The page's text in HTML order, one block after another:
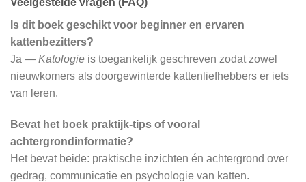
Veelgestelde vragen (FAQ)
Is dit boek geschikt voor beginner en ervaren
kattenbezitters?
Ja — Katologie is toegankelijk geschreven zodat zowel
nieuwkomers als doorgewinterde kattenliefhebbers er iets
van leren.
Bevat het boek praktijk‑tips of vooral
achtergrondinformatie?
Het bevat beide: praktische inzichten én achtergrond over
gedrag, communicatie en psychologie van katten.